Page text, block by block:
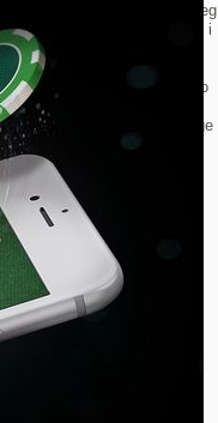
rundt’ ;) Anna ønsket seg
lik jakke som meg (den i
forrige innlegg), bare i
gul! Helt herlig farge nå
på våren. Og man blir jo
bare i godt humør av å
strikke med en slik farge
G-Anette